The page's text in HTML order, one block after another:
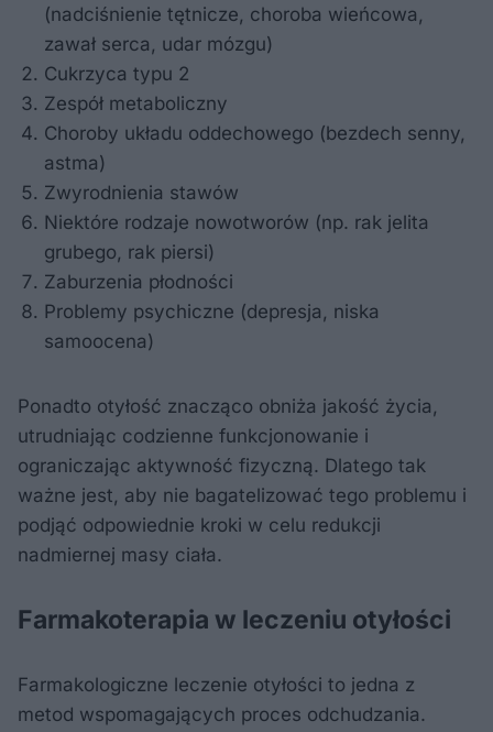
(nadciśnienie tętnicze, choroba wieńcowa,
zawał serca, udar mózgu)
Cukrzyca typu 2
Zespół metaboliczny
Choroby układu oddechowego (bezdech senny,
astma)
Zwyrodnienia stawów
Niektóre rodzaje nowotworów (np. rak jelita
grubego, rak piersi)
Zaburzenia płodności
Problemy psychiczne (depresja, niska
samoocena)
Ponadto otyłość znacząco obniża jakość życia,
utrudniając codzienne funkcjonowanie i
ograniczając aktywność fizyczną. Dlatego tak
ważne jest, aby nie bagatelizować tego problemu i
podjąć odpowiednie kroki w celu redukcji
nadmiernej masy ciała.
Farmakoterapia w leczeniu otyłości
Farmakologiczne leczenie otyłości to jedna z
metod wspomagających proces odchudzania.